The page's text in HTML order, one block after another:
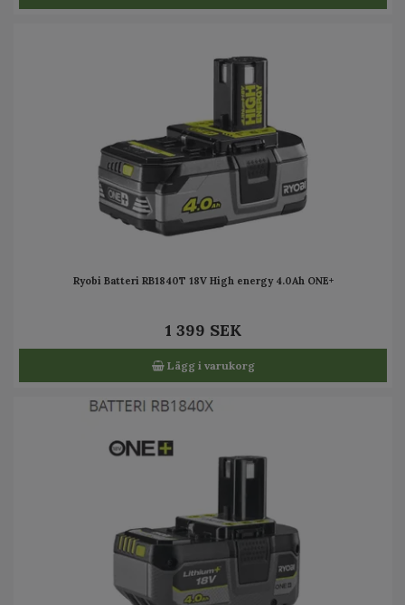
Ryobi Batteri RB1840T 18V High energy 4.0Ah ONE+
1 399 SEK
Lägg i varukorg